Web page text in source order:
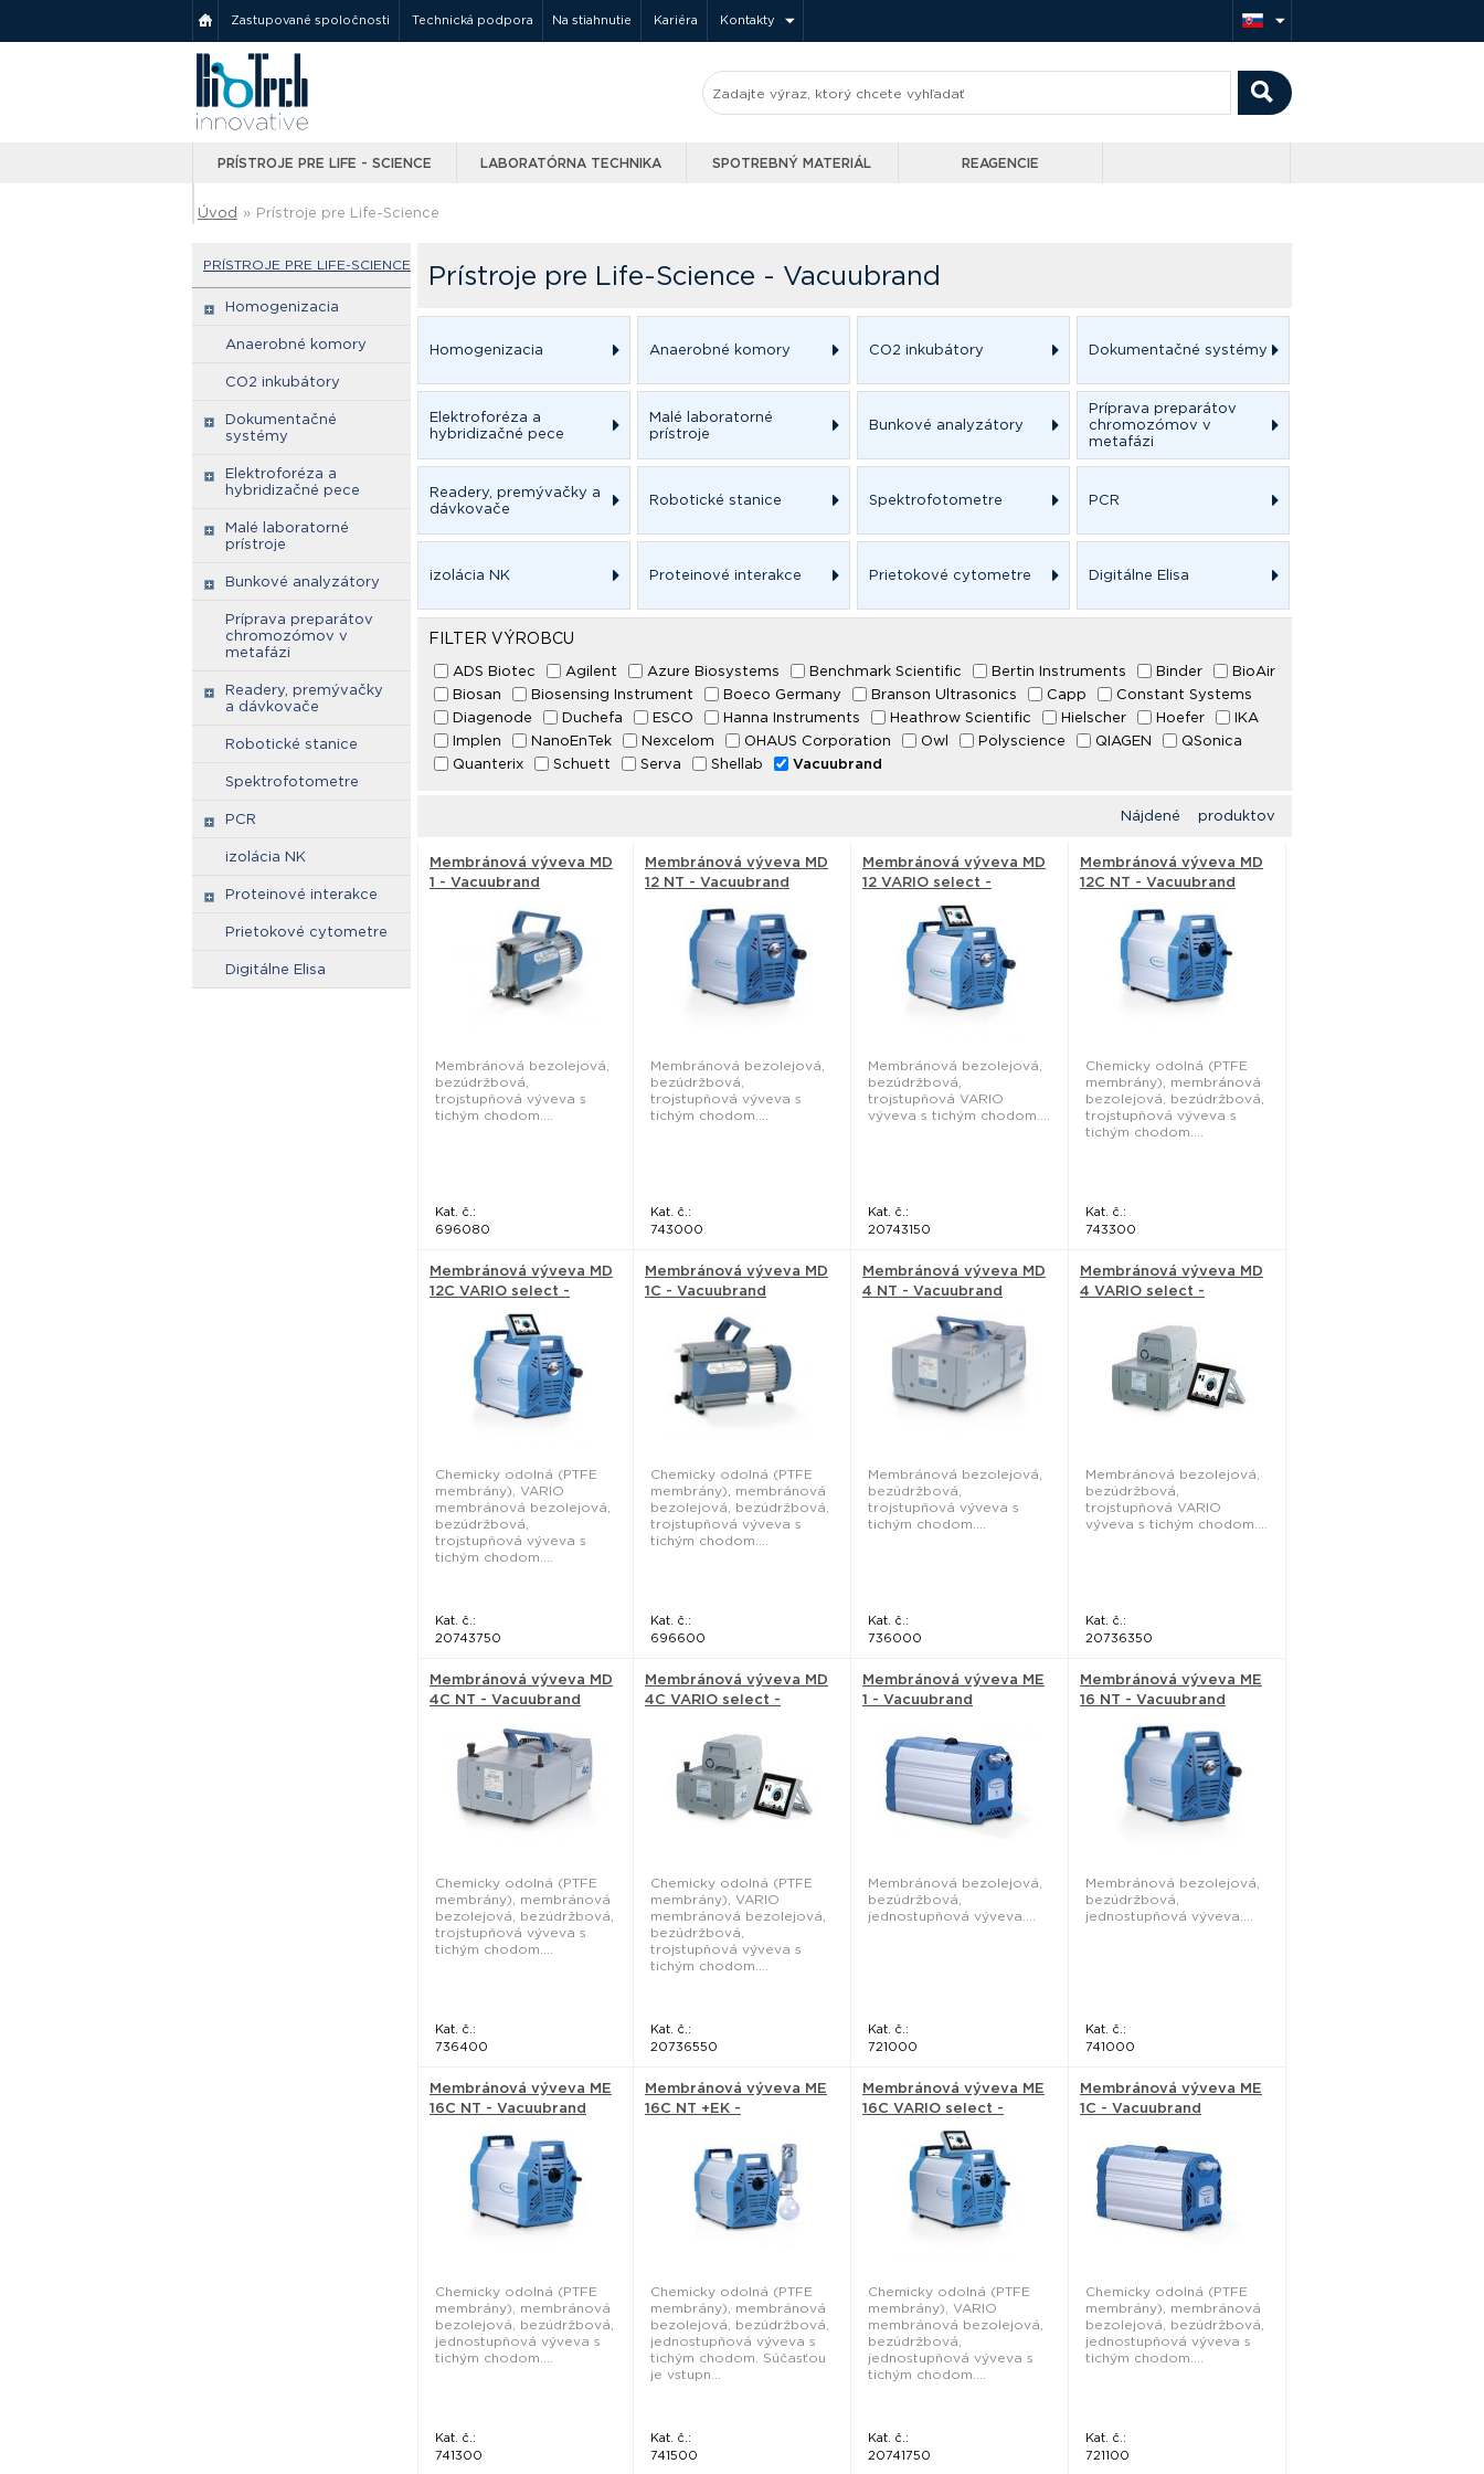
Zastupované spoločnosti Technická podpora Na stiahnutie Kariéra Kontakty
PRÍSTROJE PRE LIFE - SCIENCE LABORATÓRNA TECHNIKA SPOTREBNÝ MATERIÁL REAGENCIE
Úvod » Prístroje pre Life-Science
PRÍSTROJE PRE LIFE-SCIENCE
Homogenizacia
Anaerobné komory
CO2 inkubátory
Dokumentačné
systémy
Elektroforéza a
hybridizačné pece
Malé laboratorné
prístroje
Bunkové analyzátory
Príprava preparátov
chromozómov v
metafázi
Readery, premývačky
a dávkovače
Robotické stanice
Spektrofotometre
PCR
izolácia NK
Proteinové interakce
Prietokové cytometre
Digitálne Elisa
Prístroje pre Life-Science - Vacuubrand
Homogenizacia Anaerobné komory CO2 inkubátory Dokumentačné systémy
Elektroforéza a
hybridizačné pece
Malé laboratorné
prístroje
Bunkové analyzátory
Príprava preparátov
chromozómov v
metafázi
Readery, premývačky a
dávkovače
Robotické stanice Spektrofotometre PCR
izolácia NK Proteinové interakce Prietokové cytometre Digitálne Elisa
FILTER VÝROBCU
ADS Biotec Agilent Azure Biosystems Benchmark Scientific Bertin Instruments Binder
BioAir
Biosan
Biosensing Instrument Boeco Germany Branson Ultrasonics Capp
Constant Systems
Diagenode
Duchefa ESCO Hanna Instruments Heathrow Scientific Hielscher Hoefer
IKA
Implen
NanoEnTek Nexcelom OHAUS Corporation Owl Polyscience QIAGEN
QSonica
Quanterix
Schuett Serva Shellab Vacuubrand
Nájdené produktov
Membránová výveva MD
1 - Vacuubrand
Membránová bezolejová,
bezúdržbová,
trojstupňová výveva s
tichým chodom....
Kat. č.:
696080
Membránová výveva MD
12 NT - Vacuubrand
Membránová bezolejová,
bezúdržbová,
trojstupňová výveva s
tichým chodom....
Kat. č.:
743000
Membránová výveva MD
12 VARIO select -
Vacuubrand
Membránová bezolejová,
bezúdržbová,
trojstupňová VARIO
výveva s tichým chodom....
Kat. č.:
20743150
Membránová výveva MD
12C NT - Vacuubrand
Chemicky odolná (PTFE
membrány), membránová
bezolejová, bezúdržbová,
trojstupňová výveva s
tichým chodom....
Kat. č.:
743300
Membránová výveva MD
12C VARIO select -
Vacuubrand
Chemicky odolná (PTFE
membrány), VARIO
membránová bezolejová,
bezúdržbová,
trojstupňová výveva s
tichým chodom....
Kat. č.:
20743750
Membránová výveva MD
1C - Vacuubrand
Chemicky odolná (PTFE
membrány), membránová
bezolejová, bezúdržbová,
trojstupňová výveva s
tichým chodom....
Kat. č.:
696600
Membránová výveva MD
4 NT - Vacuubrand
Membránová bezolejová,
bezúdržbová,
trojstupňová výveva s
tichým chodom....
Kat. č.:
736000
Membránová výveva MD
4 VARIO select -
Membránová bezolejová,
bezúdržbová,
trojstupňová VARIO
výveva s tichým chodom....
Kat. č.:
20736350
Membránová výveva MD
4C NT - Vacuubrand
Chemicky odolná (PTFE
membrány), membránová
bezolejová, bezúdržbová,
trojstupňová výveva s
tichým chodom....
Kat. č.:
736400
Membránová výveva MD
4C VARIO select -
Chemicky odolná (PTFE
membrány), VARIO
membránová bezolejová,
bezúdržbová,
trojstupňová výveva s
tichým chodom....
Kat. č.:
20736550
Membránová výveva ME
1 - Vacuubrand
Membránová bezolejová,
bezúdržbová,
jednostupňová výveva....
Kat. č.:
721000
Membránová výveva ME
16 NT - Vacuubrand
Membránová bezolejová,
bezúdržbová,
jednostupňová výveva....
Kat. č.:
741000
Membránová výveva ME
16C NT - Vacuubrand
Chemicky odolná (PTFE
membrány), membránová
bezolejová, bezúdržbová,
jednostupňová výveva s
tichým chodom....
Kat. č.:
741300
Membránová výveva ME
16C NT +EK -
Chemicky odolná (PTFE
membrány), membránová
bezolejová, bezúdržbová,
jednostupňová výveva s
tichým chodom. Súčasťou
je vstupn...
Kat. č.:
741500
Membránová výveva ME
16C VARIO select -
Vacuubrand
Chemicky odolná (PTFE
membrány), VARIO
membránová bezolejová,
bezúdržbová,
jednostupňová výveva s
tichým chodom....
Kat. č.:
20741750
Membránová výveva ME
1C - Vacuubrand
Chemicky odolná (PTFE
membrány), membránová
bezolejová, bezúdržbová,
jednostupňová výveva s
tichým chodom....
Kat. č.:
721100